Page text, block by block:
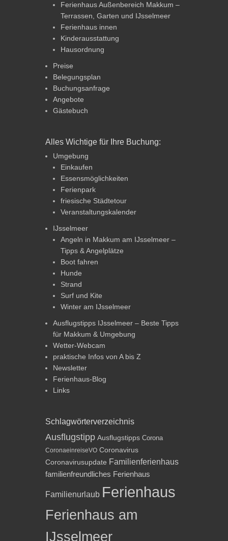
Ferienhaus Außenbereich Makkum –
Terrassen, Garten und IJsselmeer
Ferienhaus innen
Kinderausstattung
Hausordnung
Preise
Belegungsplan
Buchungsanfrage
Angebote
Gästebuch
Alles Wichtige für Ihre Buchung:
Umgebung
Einkaufen
Essensmöglichkeiten
Ferienpark
friesische Städtetour
Veranstaltungskalender
IJsselmeer
Angeln in Makkum am IJsselmeer –
Tipps & Angelplätze
Boot fahren
Hunde
Strand
Surf und Kite
Winter am IJsselmeer
Ausflugstipps IJsselmeer – Beste Tipps
für Makkum & Umgebung
Wetter-Webcam
praktische Infos von A bis Z
Newsletter
Ferienhaus-Blog
Links
Schlagwörterverzeichnis
Ausflugstipp Ausflugstipps Corona
CoronaeinreiseVO Coronavirus
Coronavirusupdate Familienferienhaus
familienfreundliches Ferienhaus
Familienurlaub Ferienhaus
Ferienhaus am
IJsselmeer